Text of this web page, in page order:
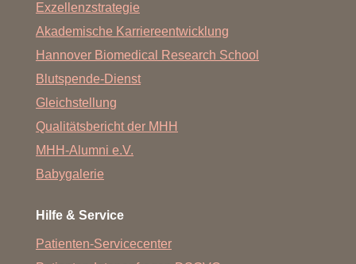
Exzellenzstrategie
Akademische Karriereentwicklung
Hannover Biomedical Research School
Blutspende-Dienst
Gleichstellung
Qualitätsbericht der MHH
MHH-Alumni e.V.
Babygalerie
Hilfe & Service
Patienten-Servicecenter